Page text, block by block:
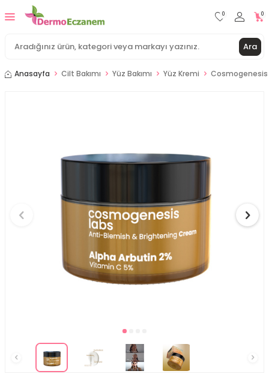
Ara
0 0
Anasayfa Cilt Bakımı Yüz Bakımı Yüz Kremi Cosmogenesis